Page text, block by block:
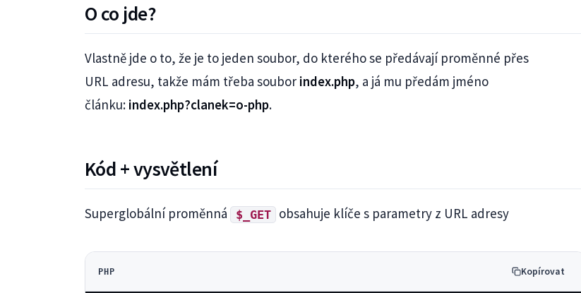
O co jde?
Vlastně jde o to, že je to jeden soubor, do kterého se předávají proměnné přes
URL adresu, takže mám třeba soubor index.php, a já mu předám jméno
článku: index.php?clanek=o-php.
Kód + vysvětlení
Superglobální proměnná $_GET obsahuje klíče s parametry z URL adresy
PHP Kopírovat